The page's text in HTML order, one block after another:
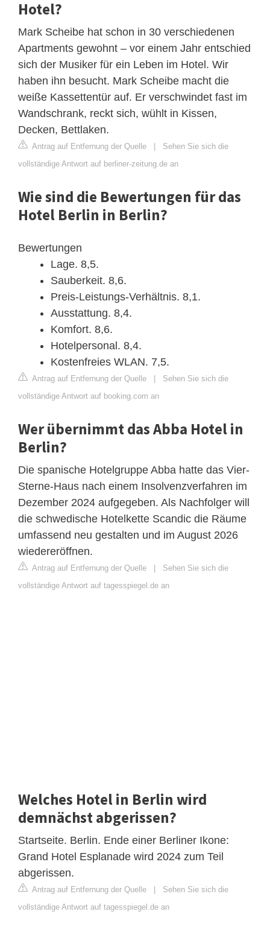
Hotel?
Mark Scheibe hat schon in 30 verschiedenen
Apartments gewohnt – vor einem Jahr entschied
sich der Musiker für ein Leben im Hotel. Wir
haben ihn besucht. Mark Scheibe macht die
weiße Kassettentür auf. Er verschwindet fast im
Wandschrank, reckt sich, wühlt in Kissen,
Decken, Bettlaken.
Antrag auf Entfernung der Quelle | Sehen Sie sich die
vollständige Antwort auf berliner-zeitung.de an
Wie sind die Bewertungen für das
Hotel Berlin in Berlin?
Bewertungen
Lage. 8,5.
Sauberkeit. 8,6.
Preis-Leistungs-Verhältnis. 8,1.
Ausstattung. 8,4.
Komfort. 8,6.
Hotelpersonal. 8,4.
Kostenfreies WLAN. 7,5.
Antrag auf Entfernung der Quelle | Sehen Sie sich die
vollständige Antwort auf booking.com an
Wer übernimmt das Abba Hotel in
Berlin?
Die spanische Hotelgruppe Abba hatte das Vier-
Sterne-Haus nach einem Insolvenzverfahren im
Dezember 2024 aufgegeben. Als Nachfolger will
die schwedische Hotelkette Scandic die Räume
umfassend neu gestalten und im August 2026
wiedereröffnen.
Antrag auf Entfernung der Quelle | Sehen Sie sich die
vollständige Antwort auf tagesspiegel.de an
Welches Hotel in Berlin wird
demnächst abgerissen?
Startseite. Berlin. Ende einer Berliner Ikone:
Grand Hotel Esplanade wird 2024 zum Teil
abgerissen.
Antrag auf Entfernung der Quelle | Sehen Sie sich die
vollständige Antwort auf tagesspiegel.de an